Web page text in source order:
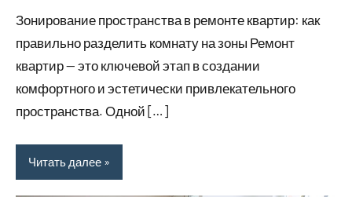
Зонирование пространства в ремонте квартир: как
правильно разделить комнату на зоны Ремонт
квартир — это ключевой этап в создании
комфортного и эстетически привлекательного
пространства. Одной […]
Читать далее